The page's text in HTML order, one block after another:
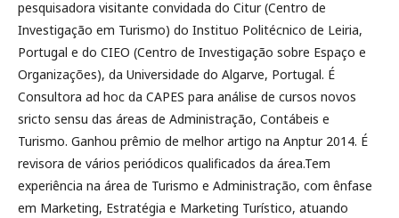
pesquisadora visitante convidada do Citur (Centro de
Investigação em Turismo) do Instituo Politécnico de Leiria,
Portugal e do CIEO (Centro de Investigação sobre Espaço e
Organizações), da Universidade do Algarve, Portugal. É
Consultora ad hoc da CAPES para análise de cursos novos
sricto sensu das áreas de Administração, Contábeis e
Turismo. Ganhou prêmio de melhor artigo na Anptur 2014. É
revisora de vários periódicos qualificados da área.Tem
experiência na área de Turismo e Administração, com ênfase
em Marketing, Estratégia e Marketing Turístico, atuando